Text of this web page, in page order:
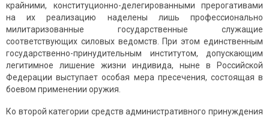
крайними, конституционно-делегированными прерогативами
на их реализацию наделены лишь профессионально
милитаризованные государственные служащие
соответствующих силовых ведомств. При этом единственным
государственно-принудительным институтом, допускающим
легитимное лишение жизни индивида, ныне в Российской
Федерации выступает особая мера пресечения, состоящая в
боевом применении оружия.
Ко второй категории средств административного принуждения